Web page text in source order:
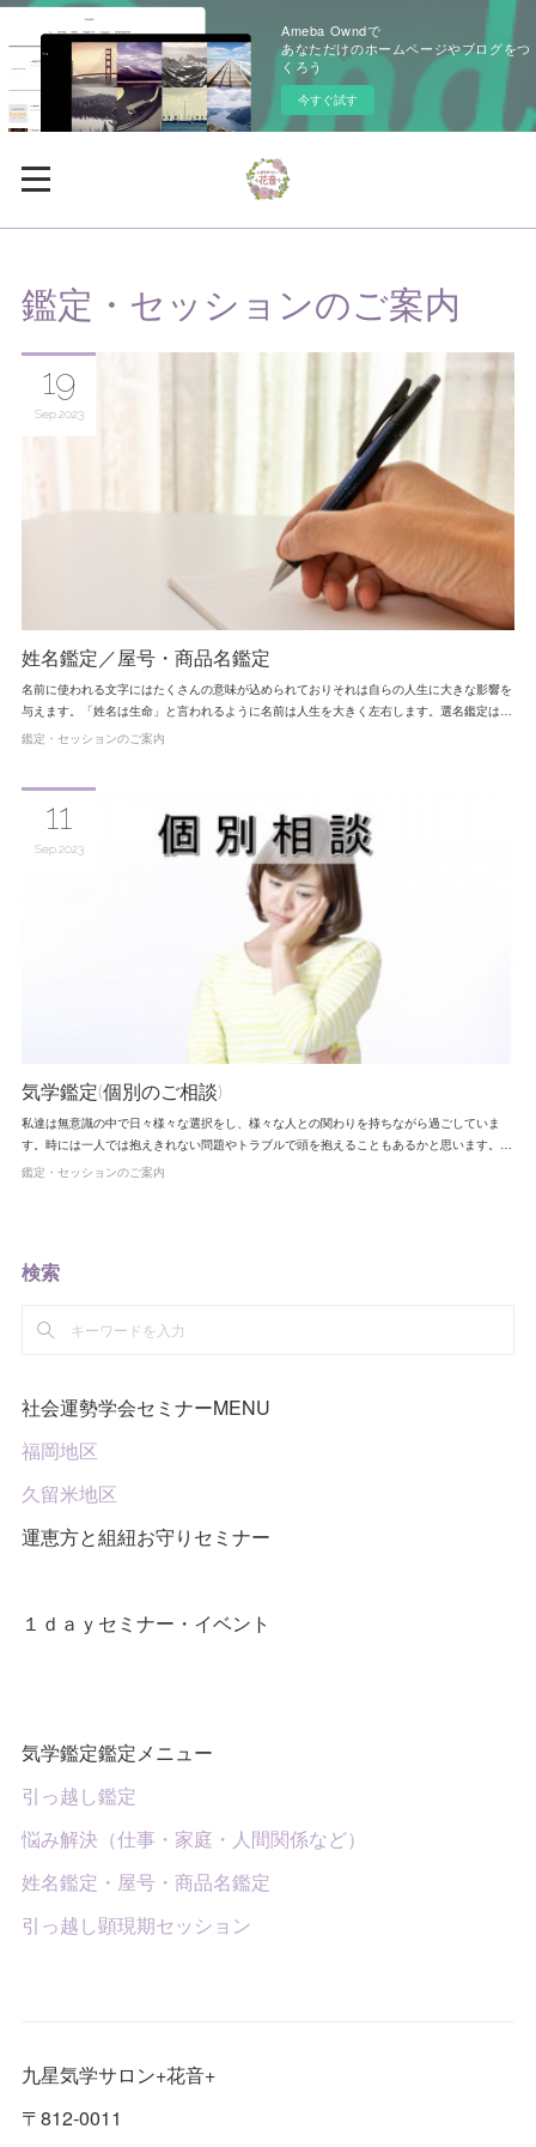
Ameba Owndで
あなただけのホームページやブログをつ
くろう
今すぐ試す
鑑定・セッションのご案内
姓名鑑定／屋号・商品名鑑定
名前に使われる文字にはたくさんの意味が込められておりそれは自らの人生に大きな影響を
与えます。「姓名は生命」と言われるように名前は人生を大きく左右します。選名鑑定は…
19
Sep 2023
鑑定・セッションのご案内
気学鑑定(個別のご相談)
私達は無意識の中で日々様々な選択をし、様々な人との関わりを持ちながら過ごしていま
す。時には一人では抱えきれない問題やトラブルで頭を抱えることもあるかと思います。…
11
Sep 2023
鑑定・セッションのご案内
検索
社会運勢学会セミナーMENU
福岡地区
久留米地区
運恵方と組紐お守りセミナー
１ｄａｙセミナー・イベント
気学鑑定鑑定メニュー
引っ越し鑑定
悩み解決（仕事・家庭・人間関係など）
姓名鑑定・屋号・商品名鑑定
引っ越し顕現期セッション
九星気学サロン+花音+
〒812-0011